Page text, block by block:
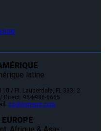
latine
/ Ft. Lauderdale, FL 33312
Direct: 954-986-6665
cs@qstraint.com